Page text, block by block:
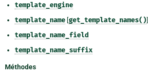
template_engine
template_name [get_template_names()]
template_name_field
template_name_suffix
Méthodes